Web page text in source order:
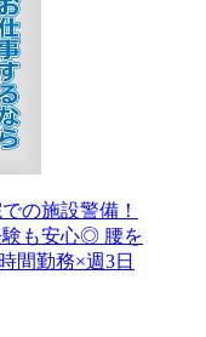
の施設警備！
験も安心◎ 腰を
間勤務×週3日